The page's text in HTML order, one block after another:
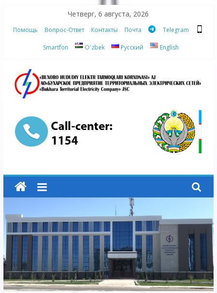
content
Четверг, 6 августа, 2026
Помощь Вопрос-Ответ Контакты Почта Telegram
Smartfon Oʻzbek Русский English
АО
"Бухарское
Предприятие
Территориальных
Электрических
сетей"
АО
"Бухарское